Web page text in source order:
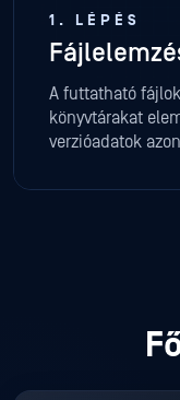
1. LÉPÉS
A futtatható
könyvtárakat
verzióadatok